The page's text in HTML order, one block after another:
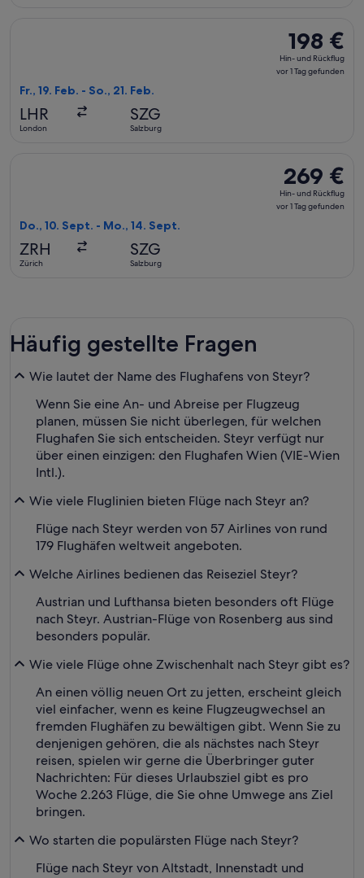
198 €
Hin-
und
198 €
Hin- und Rückflug
vor 1 Tag gefunden
Fr., 19. Feb. - So., 21. Feb.
LHR
London
SZG
Salzburg
269 €
Hin-
und
269 €
Hin- und Rückflug
vor 1 Tag gefunden
Do., 10. Sept. - Mo., 14. Sept.
ZRH
Zürich
SZG
Salzburg
Häufig gestellte Fragen
Wie lautet der Name des Flughafens von Steyr?
Wenn Sie eine An- und Abreise per Flugzeug
planen, müssen Sie nicht überlegen, für welchen
Flughafen Sie sich entscheiden. Steyr verfügt nur
über einen einzigen: den Flughafen Wien (VIE-Wien
Intl.).
Wie viele Fluglinien bieten Flüge nach Steyr an?
Flüge nach Steyr werden von 57 Airlines von rund
179 Flughäfen weltweit angeboten.
Welche Airlines bedienen das Reiseziel Steyr?
Austrian und Lufthansa bieten besonders oft Flüge
nach Steyr. Austrian-Flüge von Rosenberg aus sind
besonders populär.
Wie viele Flüge ohne Zwischenhalt nach Steyr gibt es?
An einen völlig neuen Ort zu jetten, erscheint gleich
viel einfacher, wenn es keine Flugzeugwechsel an
fremden Flughäfen zu bewältigen gibt. Wenn Sie zu
denjenigen gehören, die als nächstes nach Steyr
reisen, spielen wir gerne die Überbringer guter
Nachrichten: Für dieses Urlaubsziel gibt es pro
Woche 2.263 Flüge, die Sie ohne Umwege ans Ziel
bringen.
Wo starten die populärsten Flüge nach Steyr?
Flüge nach Steyr von Altstadt, Innenstadt und